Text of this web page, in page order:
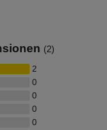
enthalten.
(2)
2
0
0
0
0